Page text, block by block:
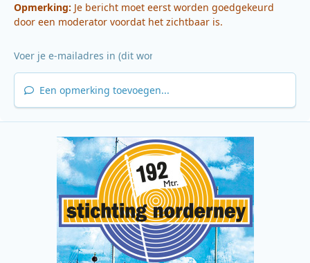
Opmerking: Je bericht moet eerst worden goedgekeurd
door een moderator voordat het zichtbaar is.
Een opmerking toevoegen...